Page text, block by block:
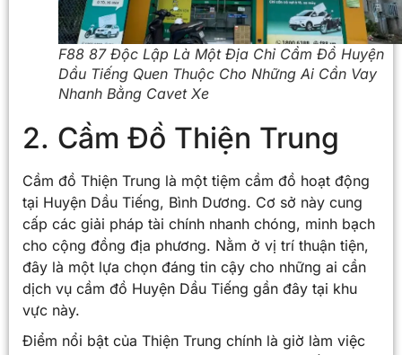
F88 87 Độc Lập Là Một Địa Chỉ Cầm Đồ Huyện
Dầu Tiếng Quen Thuộc Cho Những Ai Cần Vay
Nhanh Bằng Cavet Xe
2. Cầm Đồ Thiện Trung
Cầm đồ Thiện Trung là một tiệm cầm đồ hoạt động
tại Huyện Dầu Tiếng, Bình Dương. Cơ sở này cung
cấp các giải pháp tài chính nhanh chóng, minh bạch
cho cộng đồng địa phương. Nằm ở vị trí thuận tiện,
đây là một lựa chọn đáng tin cậy cho những ai cần
dịch vụ cầm đồ Huyện Dầu Tiếng gần đây tại khu
vực này.
Điểm nổi bật của Thiện Trung chính là giờ làm việc